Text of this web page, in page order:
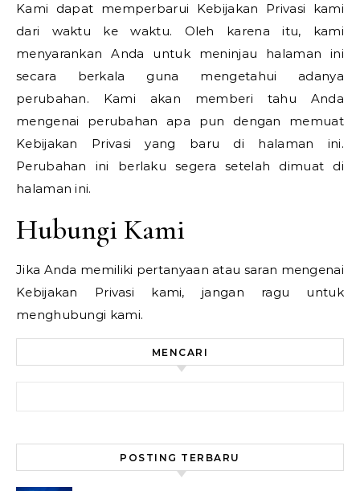
Kami dapat memperbarui Kebijakan Privasi kami
dari waktu ke waktu. Oleh karena itu, kami
menyarankan Anda untuk meninjau halaman ini
secara berkala guna mengetahui adanya
perubahan. Kami akan memberi tahu Anda
mengenai perubahan apa pun dengan memuat
Kebijakan Privasi yang baru di halaman ini.
Perubahan ini berlaku segera setelah dimuat di
halaman ini.
Hubungi Kami
Jika Anda memiliki pertanyaan atau saran mengenai
Kebijakan Privasi kami, jangan ragu untuk
menghubungi kami.
MENCARI
POSTING TERBARU